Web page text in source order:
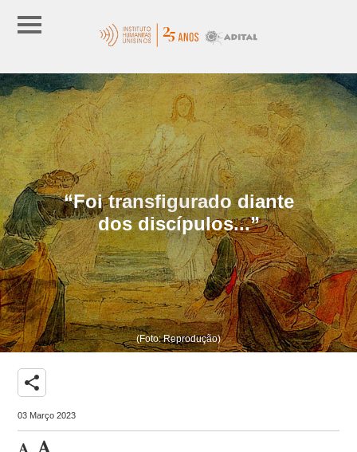
“Foi transfigurado diante
dos discípulos...”
(Foto: Reprodução)
share
03 Março 2023